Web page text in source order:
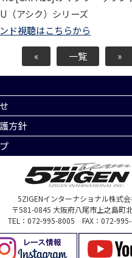
（アシク）シリーズ
ド視聴はこちらから
«
一覧 »
方針
5ZIGENインターナショナル株式
〒581-0845 大阪府八尾市上之島町
TEL：072-995-8005 FAX：072-